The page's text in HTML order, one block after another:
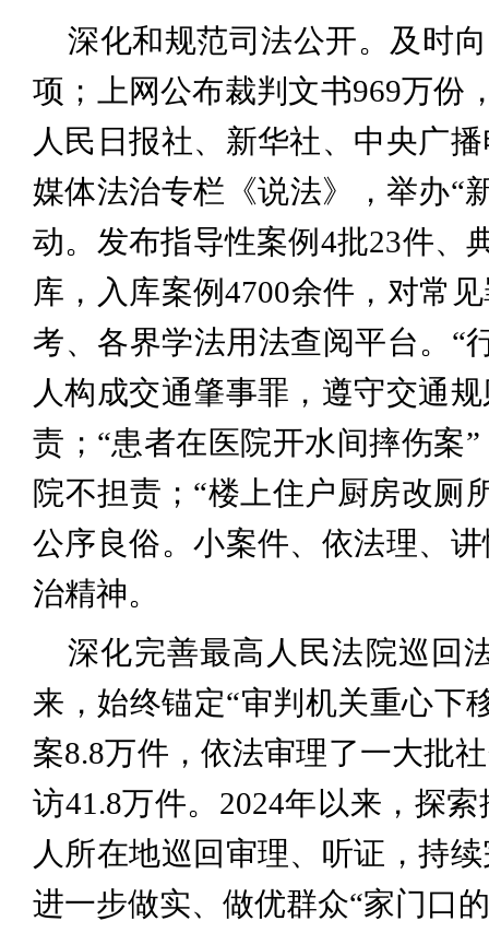
深化和规范司法公开。及时
项；上网公布裁判文书969万份
人民日报社、新华社、中央广
媒体法治专栏《说法》，举办“
动。发布指导性案例4批23件、
库，入库案例4700余件，对常
考、各界学法用法查阅平台。“
人构成交通肇事罪，遵守交通
责；“患者在医院开水间摔伤案
院不担责；“楼上住户厨房改厕
公序良俗。小案件、依法理、
治精神。
深化完善最高人民法院巡回
来，始终锚定“审判机关重心下
案8.8万件，依法审理了一大批
访41.8万件。2024年以来，探
人所在地巡回审理、听证，持
进一步做实、做优群众“家门口